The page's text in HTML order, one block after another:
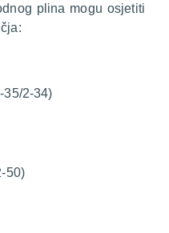
plina mogu osjetiti
35/2-34)
50)